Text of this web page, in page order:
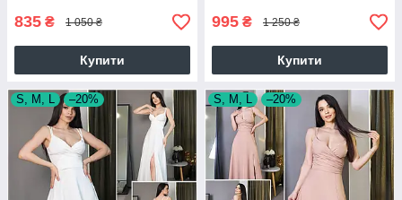
835 ₴ 1 050 ₴
Купити
995 ₴ 1 250 ₴
Купити
S, M, L –20% S, M, L –20%